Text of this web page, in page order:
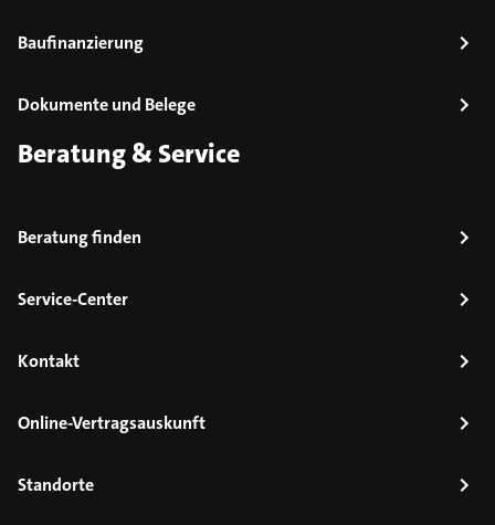
Baufinanzierung
Dokumente und Belege
Beratung & Service
Beratung finden
Service-Center
Kontakt
Online-Vertragsauskunft
Standorte